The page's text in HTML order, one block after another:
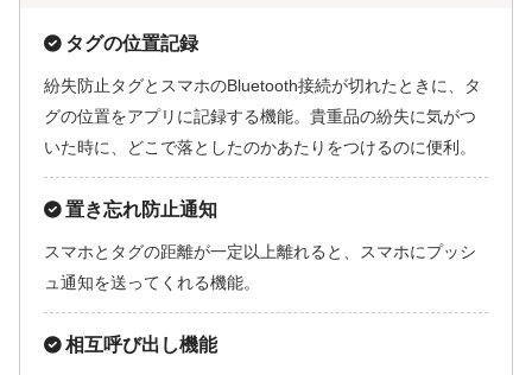
タグの位置記録
紛失防止タグとスマホのBluetooth接続が切れたときに、タ
グの位置をアプリに記録する機能。貴重品の紛失に気がつ
いた時に、どこで落としたのかあたりをつけるのに便利。
置き忘れ防止通知
スマホとタグの距離が一定以上離れると、スマホにプッシ
ュ通知を送ってくれる機能。
相互呼び出し機能